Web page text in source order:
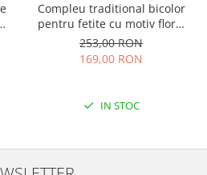
Compleu traditional bicolor
pentru fetite cu motiv floral
rosu Emilia
253,00 RON
169,00 RON
IN STOC